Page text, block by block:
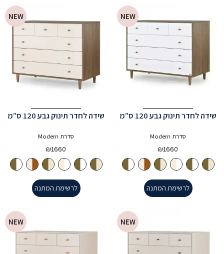
NEW
שידה לחדר תינוק גבע 120 ס”מ
סדרת Modern
₪1660
לרשימת המתנה
NEW
שידה לחדר תינוק גבע 120 ס”מ
סדרת Modern
₪1660
לרשימת המתנה
NEW
NEW